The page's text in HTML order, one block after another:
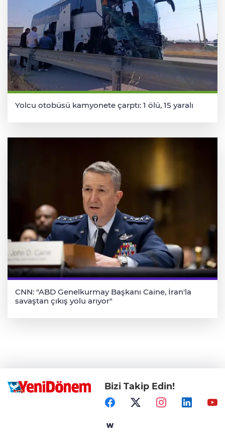
Yolcu otobüsü kamyonete çarptı: 1 ölü, 15 yaralı
CNN: "ABD Genelkurmay Başkanı Caine, İran'la
savaştan çıkış yolu arıyor"
Bizi Takip Edin!